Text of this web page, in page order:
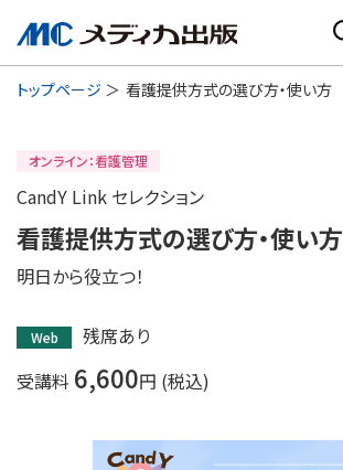
トップページ 看護提供方式の選び方・使い方
オンライン：看護管理
CandY Link セレクション
看護提供方式の選び方・使い方
明日から役立つ！
Web
残席あり
受講料 6,600円 (税込)